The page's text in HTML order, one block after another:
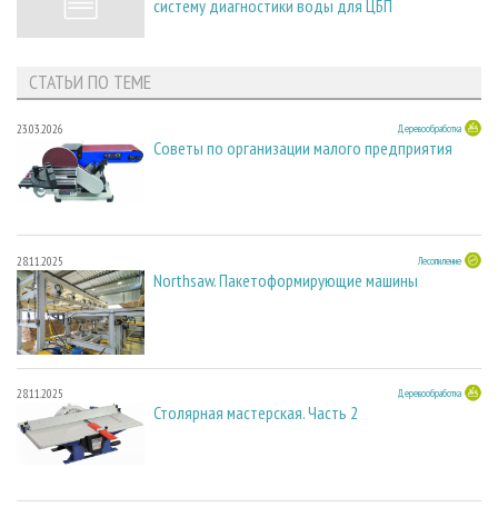
систему диагностики воды для ЦБП
СТАТЬИ ПО ТЕМЕ
23.03.2026 Деревообработка
Советы по организации малого предприятия
28.11.2025 Лесопиление
Northsaw. Пакетоформирующие машины
28.11.2025 Деревообработка
Столярная мастерская. Часть 2